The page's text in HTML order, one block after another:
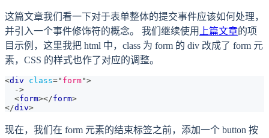
这篇文章我们看一下对于表单整体的提交事件应该如何处理，
并引入一个事件修饰符的概念。 我们继续使用
上篇文章的项
目示例，这里我把 html 中，class 为 form 的 div 改成了 form 元
素，CSS 的样式也作了对应的调整。
<div class=" form">
  ->
<form></form>
</div>
现在，我们在 form 元素的结束标签之前，添加一个 button 按